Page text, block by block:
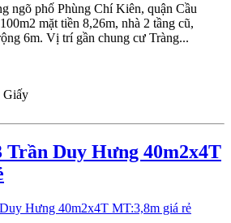
ngõ phố Phùng Chí Kiên, quận Cầu
mặt tiền 8,26m, nhà 2 tầng cũ,
6m. Vị trí gần chung cư Tràng...
Giấy
Trần Duy Hưng 40m2x4T